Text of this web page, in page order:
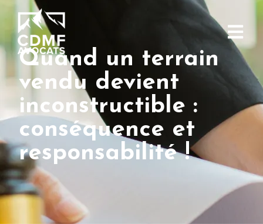
Quand un terrain
vendu devient
inconstructible :
conséquence et
responsabilité !